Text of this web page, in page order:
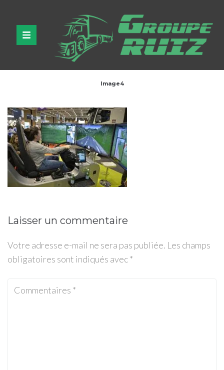
Image4
Laisser un commentaire
Votre adresse e-mail ne sera pas publiée. Les champs
obligatoires sont indiqués avec*